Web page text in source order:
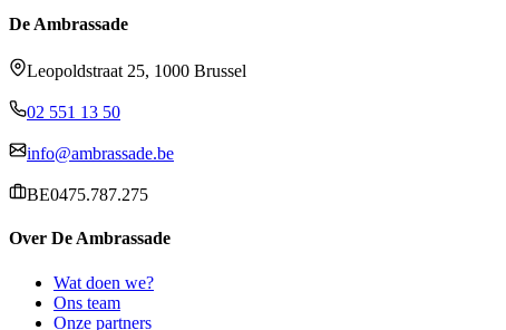
De Ambrassade
Leopoldstraat 25, 1000 Brussel
02 551 13 50
info@ambrassade.be
BE0475.787.275
Over De Ambrassade
Wat doen we?
Ons team
Onze partners